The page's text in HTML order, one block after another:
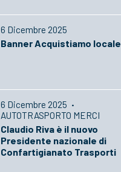
6 Dicembre 2025
Banner Acquistiamo locale
6 Dicembre 2025 ·
AUTOTRASPORTO MERCI
Claudio Riva è il nuovo
Presidente nazionale di
Confartigianato Trasporti